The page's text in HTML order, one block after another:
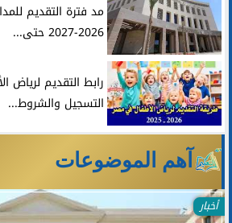
مد فترة التقديم
2026-2027 حتى...
التسجيل والشروط...
آهم الموضوعات
أخبار